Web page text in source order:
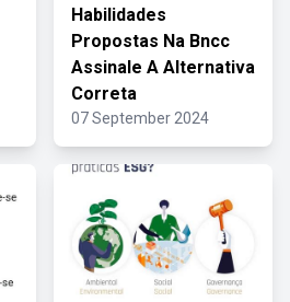
Habilidades
Propostas Na Bncc
Assinale A Alternativa
Correta
07 September 2024